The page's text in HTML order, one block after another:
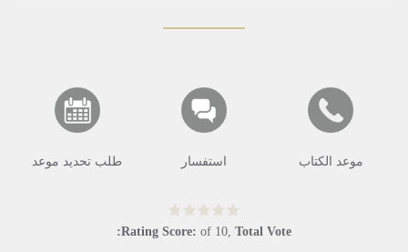
موعد الكتاب استفسار طلب تحديد موعد
Rating Score: of 10, Total Vote: